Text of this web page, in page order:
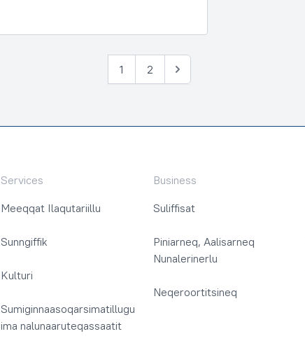
1 2
Tullia
Services
Meeqqat Ilaqutariillu
Sunngiffik
Kulturi
Sumiginnaasoqarsimatillugu
ima nalunaaruteqassaatit
Business
Suliffisat
Piniarneq, Aalisarneq
Nunalerinerlu
Neqeroortitsineq